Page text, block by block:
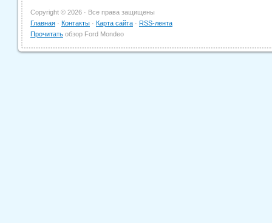
Copyright © 2026 · Все права защищены
Главная · Контакты · Карта сайта · RSS-лента
Прочитать обзор Ford Mondeo